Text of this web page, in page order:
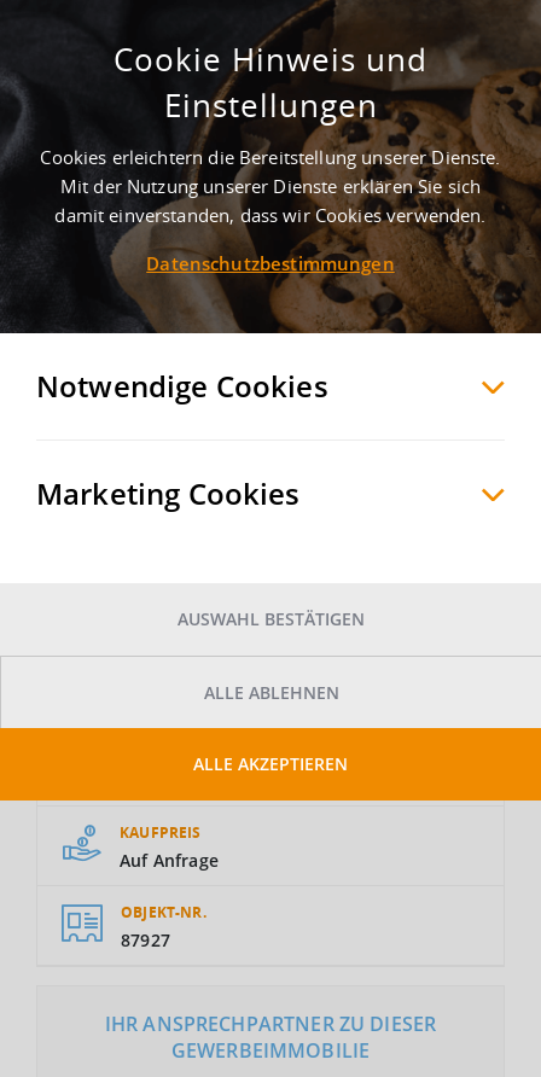
Großzügige Gewerbefläche mit
vielseitiger Nutzungsoption zum
Kauf in Halle (Saale)
HalleHalle, Deutschland
MERKEN VERGLEICHEN EXPORT PDF
KAUFPREIS
Auf Anfrage
OBJEKT-NR.
87927
IHR ANSPRECHPARTNER ZU DIESER
GEWERBEIMMOBILIE
Cookie Hinweis und
Einstellungen
Cookies erleichtern die Bereitstellung unserer Dienste.
Mit der Nutzung unserer Dienste erklären Sie sich
damit einverstanden, dass wir Cookies verwenden.
Datenschutzbestimmungen
Notwendige Cookies
Marketing Cookies
AUSWAHL BESTÄTIGEN
ALLE ABLEHNEN
ALLE AKZEPTIEREN